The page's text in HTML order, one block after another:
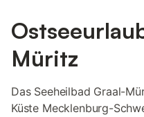
Müritz
Das Seeheilbad Graal-
Küste Mecklenburg-